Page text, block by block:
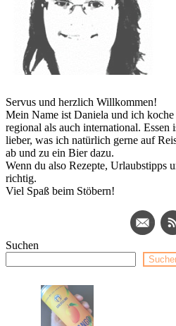
Servus und herzlich Willkommen!
Mein Name ist Daniela und ich
regional als auch international.
lieber, was ich natürlich gerne auf
ab und zu ein Bier dazu.
Wenn du also Rezepte, Urlaubstipps
richtig.
Viel Spaß beim Stöbern!
Suchen